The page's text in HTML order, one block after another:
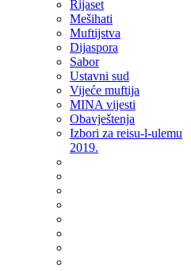
Rijaset
Mešihati
Muftijstva
Dijaspora
Sabor
Ustavni sud
Vijeće muftija
MINA vijesti
Obavještenja
Izbori za reisu-l-ulemu
2019.